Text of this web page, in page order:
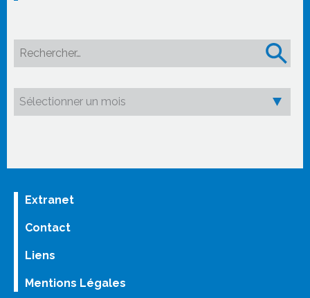
Rechercher :
Extranet
Contact
Liens
Mentions Légales